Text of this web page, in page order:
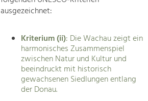
ausgezeichnet:
Kriterium (ii): Die Wachau zeigt ein
harmonisches Zusammenspiel
zwischen Natur und Kultur und
beeindruckt mit historisch
gewachsenen Siedlungen entlang
der Donau.